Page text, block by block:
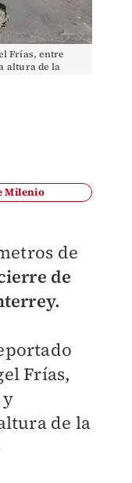
Frías, entre
altura de la
Milenio
de
de
Frías,
de la